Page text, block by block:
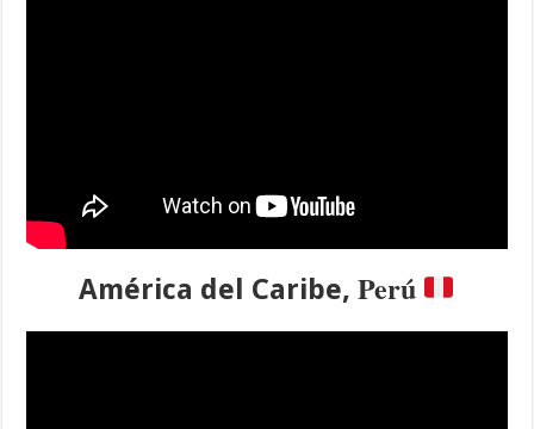
América del Caribe, Perú